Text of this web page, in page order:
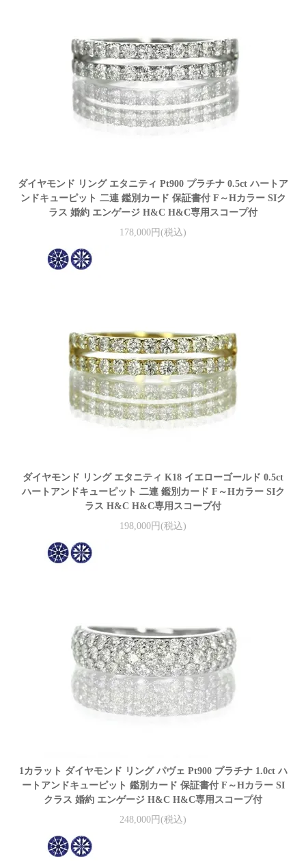
ダイヤモンド リング エタニティ Pt900 プラチナ 0.5ct ハートア
ンドキューピット 二連 鑑別カード 保証書付 F～Hカラー SIク
ラス 婚約 エンゲージ H&C H&C専用スコープ付
178,000円(税込)
ダイヤモンド リング エタニティ K18 イエローゴールド 0.5ct
ハートアンドキューピット 二連 鑑別カード F～Hカラー SIク
ラス H&C H&C専用スコープ付
198,000円(税込)
1カラット ダイヤモンド リング パヴェ Pt900 プラチナ 1.0ct ハ
ートアンドキューピット 鑑別カード 保証書付 F～Hカラー SI
クラス 婚約 エンゲージ H&C H&C専用スコープ付
248,000円(税込)